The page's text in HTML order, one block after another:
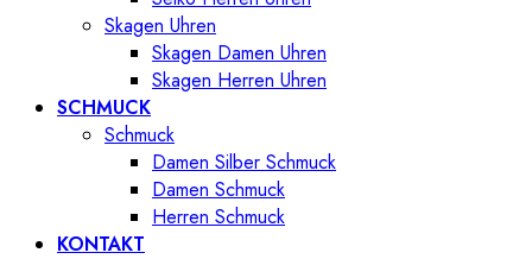
Skagen Uhren
Skagen Damen Uhren
Skagen Herren Uhren
SCHMUCK
Schmuck
Damen Silber Schmuck
Damen Schmuck
Herren Schmuck
KONTAKT